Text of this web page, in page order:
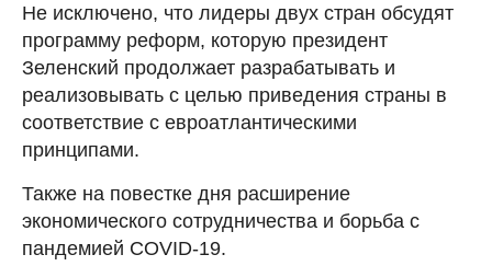
Не исключено, что лидеры двух стран обсудят
программу реформ, которую президент
Зеленский продолжает разрабатывать и
реализовывать с целью приведения страны в
соответствие с евроатлантическими
принципами.
Также на повестке дня расширение
экономического сотрудничества и борьба с
пандемией COVID-19.